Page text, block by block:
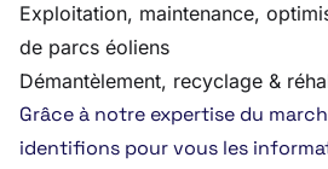
Exploitation, maintenance,
de parcs éoliens
Démantèlement, recyclage &
Grâce à notre expertise du
identifions pour vous les